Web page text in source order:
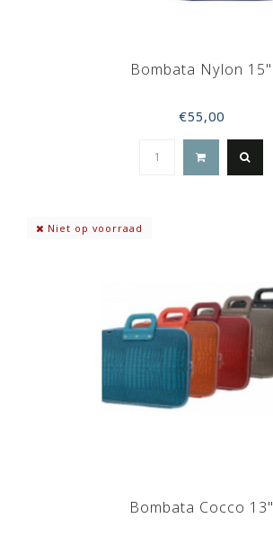
Bombata Nylon 15"
€55,00
Niet op voorraad
Bombata Cocco 13"